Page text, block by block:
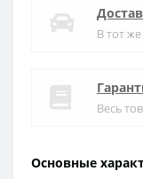
Основные
В тот
Весь